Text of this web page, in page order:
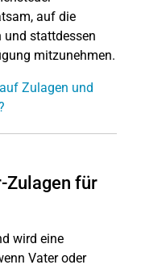
auf die
und stattdessen
mitzunehmen.
Zulagen und
Zulagen für
wird eine
Vater oder